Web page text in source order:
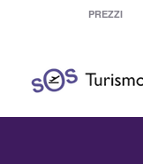
PREZZI